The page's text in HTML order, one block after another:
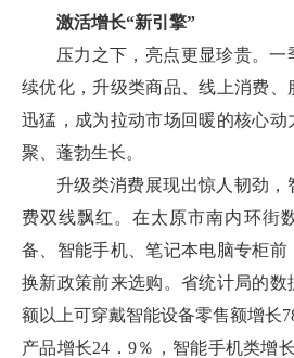
激活增长“新引擎”
压力之下，亮点更显珍贵。
续优化，升级类商品、线上消费
迅猛，成为拉动市场回暖的核心
聚、蓬勃生长。
升级类消费展现出惊人韧劲，
费双线飘红。在太原市南内环街
备、智能手机、笔记本电脑专柜前
换新政策前来选购。省统计局的数
额以上可穿戴智能设备零售额增长
产品增长24．9％，智能手机类增